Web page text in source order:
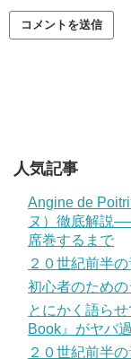
人気記事
Angine de
ヌ）徹底解説
席巻するまで
２０世紀前半
初心者のため
とにかく語ら
Book』がヤバ
２０世紀前半